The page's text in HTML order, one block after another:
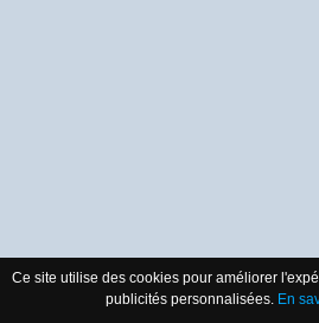
Ce site utilise des cookies pour améliorer
publicités personnalisées. En